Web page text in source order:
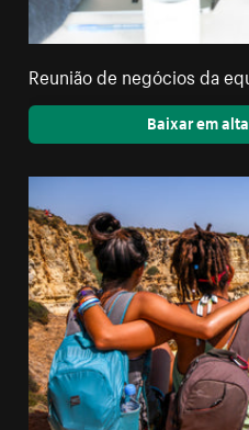
Reunião de negócios da
Baixar em